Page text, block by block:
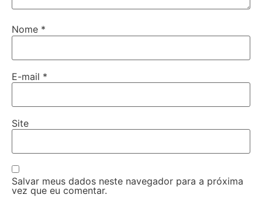
Nome *
E-mail *
Site
Salvar meus dados neste navegador para a próxima
vez que eu comentar.